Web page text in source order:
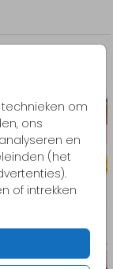
om
ons
en
(het
of intrekken
gerust